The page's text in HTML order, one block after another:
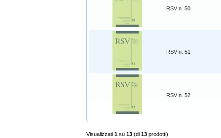
RSV n. 50
RSV n. 51
RSV n. 52
Visualizzati 1 su 13 (di 13 prodotti)